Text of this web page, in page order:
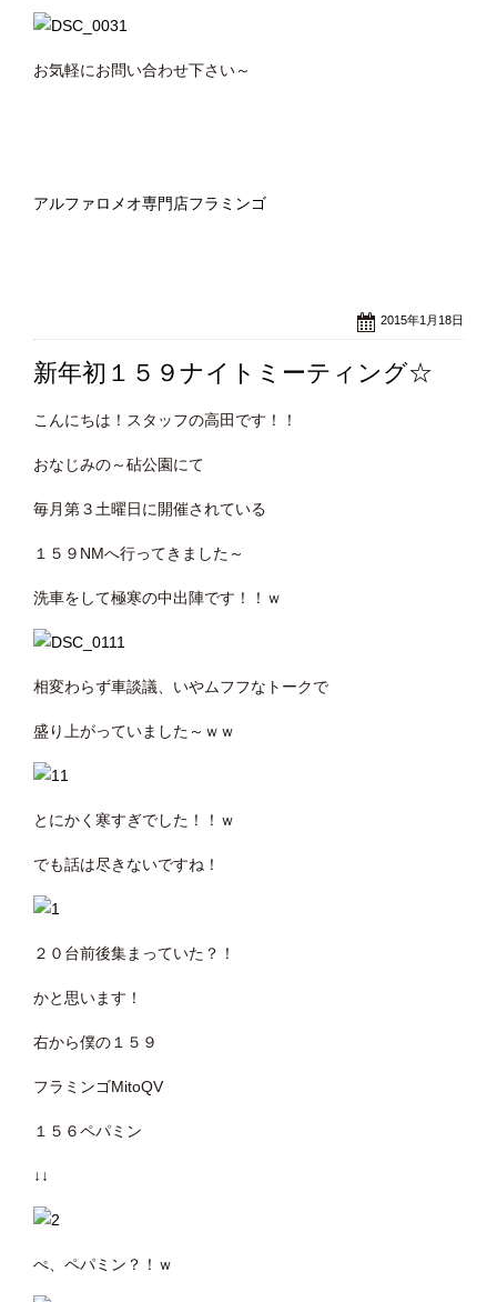
お気軽にお問い合わせ下さい～
アルファロメオ専門店フラミンゴ
2015年1月18日
新年初１５９ナイトミーティング☆
こんにちは！スタッフの高田です！！
おなじみの～砧公園にて
毎月第３土曜日に開催されている
１５９NMへ行ってきました～
洗車をして極寒の中出陣です！！ｗ
相変わらず車談議、いやムフフなトークで
盛り上がっていました～ｗｗ
とにかく寒すぎでした！！ｗ
でも話は尽きないですね！
２０台前後集まっていた？！
かと思います！
右から僕の１５９
フラミンゴMitoQV
１５６ペパミン
↓↓
ぺ、ペパミン？！ｗ